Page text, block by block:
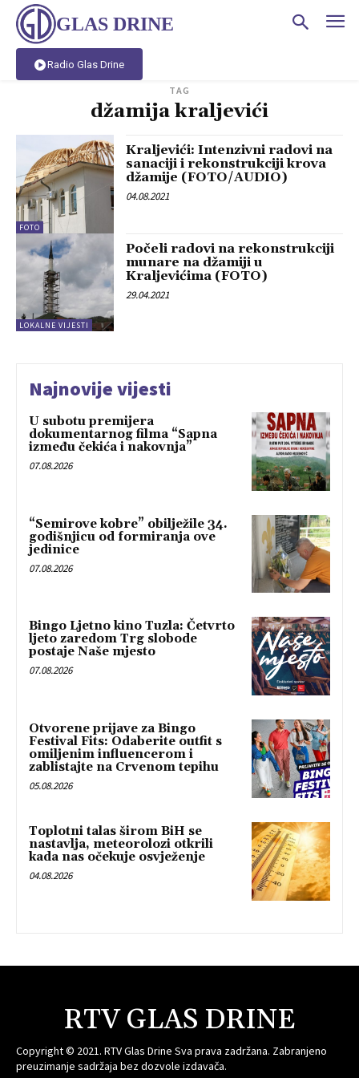
GLAS DRINE
Radio Glas Drine
TAG
džamija kraljevići
FOTO
Kraljevići: Intenzivni radovi na
sanaciji i rekonstrukciji krova
džamije (FOTO/AUDIO)
04.08.2021
LOKALNE VIJESTI
Počeli radovi na rekonstrukciji
munare na džamiji u
Kraljevićima (FOTO)
29.04.2021
Najnovije vijesti
U subotu premijera
dokumentarnog filma “Sapna
između čekića i nakovnja”
07.08.2026
“Semirove kobre” obilježile 34.
godišnjicu od formiranja ove
jedinice
07.08.2026
Bingo Ljetno kino Tuzla: Četvrto
ljeto zaredom Trg slobode
postaje Naše mjesto
07.08.2026
Otvorene prijave za Bingo
Festival Fits: Odaberite outfit s
omiljenim influencerom i
zablistajte na Crvenom tepihu
05.08.2026
Toplotni talas širom BiH se
nastavlja, meteorolozi otkrili
kada nas očekuje osvježenje
04.08.2026
RTV GLAS DRINE
Copyright © 2021. RTV Glas Drine Sva prava zadržana. Zabranjeno
preuzimanje sadržaja bez dozvole izdavača.